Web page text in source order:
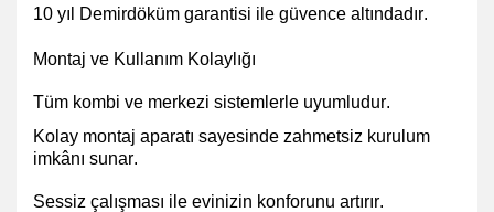
10 yıl Demirdöküm garantisi ile güvence altındadır.
Montaj ve Kullanım Kolaylığı
Tüm kombi ve merkezi sistemlerle uyumludur.
Kolay montaj aparatı sayesinde zahmetsiz kurulum
imkânı sunar.
Sessiz çalışması ile evinizin konforunu artırır.